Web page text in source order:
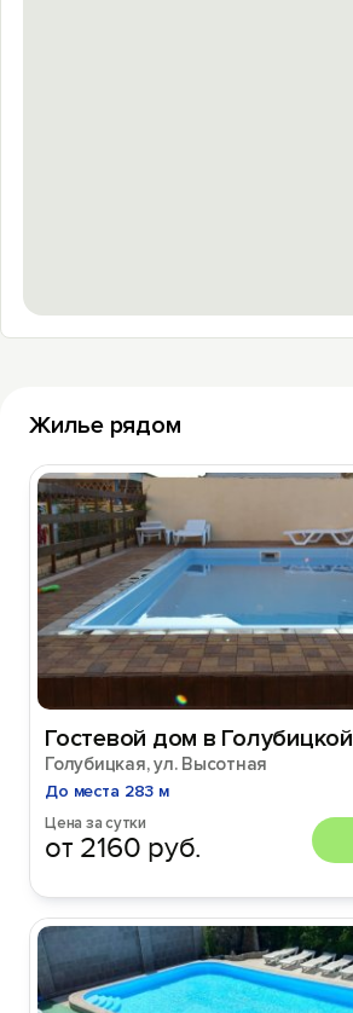
Жилье рядом
Гостевой дом в Голубицкой
Голубицкая, ул. Высотная
До места 283 м
Цена за сутки
от 2160 руб.